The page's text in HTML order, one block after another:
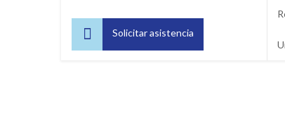
 Solicitar asistencia